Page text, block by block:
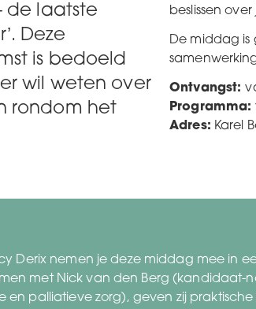
de laatste
Deze
is bedoeld
wil weten over
rondom het
beslissen
De middag is
Ontvangst:
Programma:
Adres: Karel
Derix nemen je deze middag mee in
met Nick van den Berg (kandidaat-
en palliatieve zorg), geven zij